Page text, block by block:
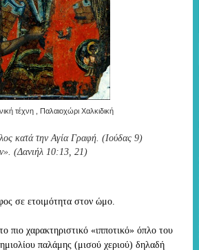
τέχνη , Παλαιοχώρι Χαλκιδική
κατά την Αγία Γραφή. (Ιούδας 9)
(Δανιήλ 10:13, 21)
σε ετοιμότητα στον ώμο.
πιο χαρακτηριστικό «ιπποτικό» όπλο τoυ
ημιολίου παλάμης (μισού χεριού) δηλαδή